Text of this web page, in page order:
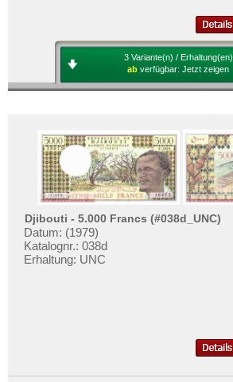
Seychellen
St. Helena
Süd Sudan
Südafrika
Sudan
Swaziland
Tansania
3 Variante(n) / Erhaltung(en)
ab verfügbar: Jetzt zeigen
Djibouti - 5.000 Francs (#038d_UNC)
Datum: (1979)
Katalognr.: 038d
Erhaltung: UNC